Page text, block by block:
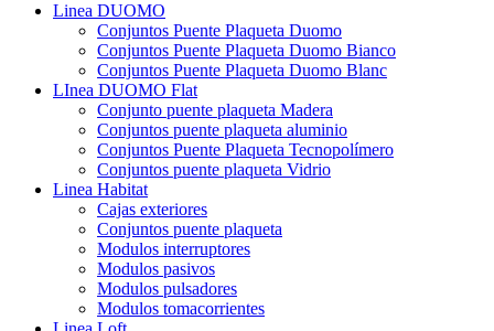
Linea DUOMO
Conjuntos Puente Plaqueta Duomo
Conjuntos Puente Plaqueta Duomo Bianco
Conjuntos Puente Plaqueta Duomo Blanc
LInea DUOMO Flat
Conjunto puente plaqueta Madera
Conjuntos puente plaqueta aluminio
Conjuntos Puente Plaqueta Tecnopolímero
Conjuntos puente plaqueta Vidrio
Linea Habitat
Cajas exteriores
Conjuntos puente plaqueta
Modulos interruptores
Modulos pasivos
Modulos pulsadores
Modulos tomacorrientes